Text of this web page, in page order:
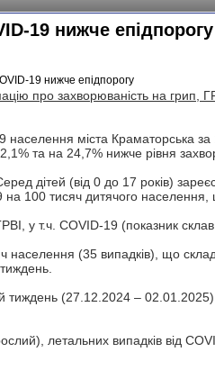
19 нижче епідпорогу
захворюваність на грип,
населення міста Краматорська
та на 24,7% нижче рівня
дітей (від 0 до 17 років)
100 тисяч дитячого
у т.ч. COVID-19 (показник
(35 випадків), що
тиждень (27.12.2024 –
летальних випадків від